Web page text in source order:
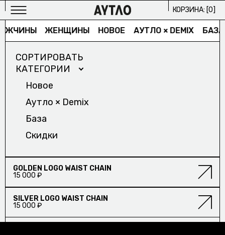
МУЖСКОЕ
ИЗБРАННОЕ/
ИЗБРАННОЕ/
АРХИВ
2024/
ПРОЕКТЫ
КОРЗИНА: [0]
ЖЕНЩИНЫ НОВОЕ АУТЛО × DEMIX БАЗА
СОРТИРОВАТЬ
КАТЕГОРИИ
Новое
Аутло × Demix
База
Скидки
GOLDEN LOGO WAIST CHAIN
15 000 ₽
SILVER LOGO WAIST CHAIN
15 000 ₽